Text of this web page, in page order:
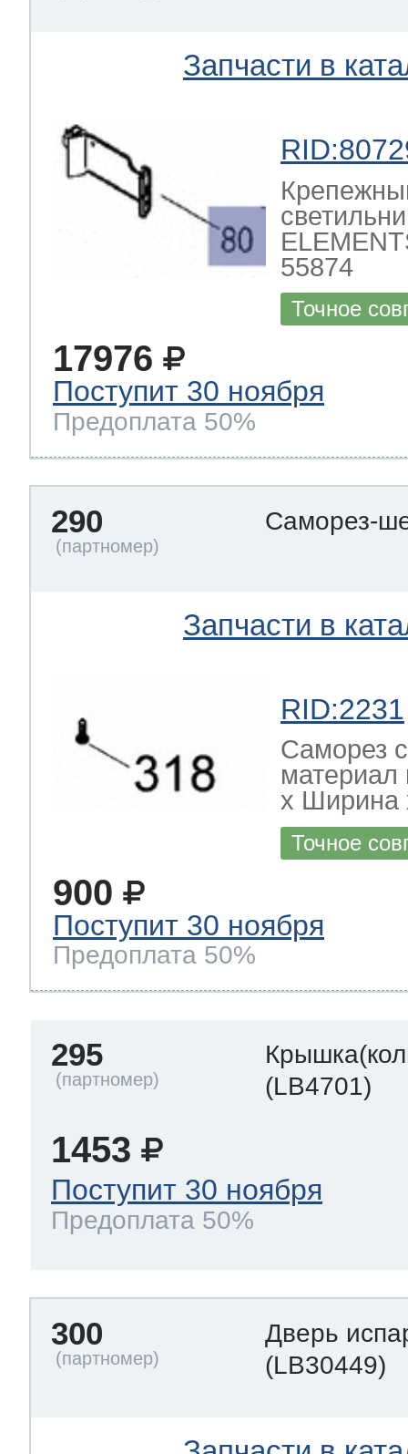
Запчасти в
55874
Точное
17976
Поступит 30 ноября
Предоплата 50%
290 Саморез-
Запчасти в
RID:2231
Саморез
х Ширина
Точное
900
Поступит 30 ноября
Предоплата 50%
295
(LB4701)
1453
Поступит 30 ноября
Предоплата 50%
300
Дверь
(LB30449)